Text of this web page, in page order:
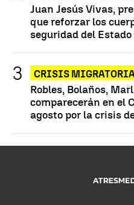
Juan Jesús Vivas,
que reforzar los
seguridad del
CRISIS
Robles, Bolaños,
comparecerán en el
agosto por la crisis